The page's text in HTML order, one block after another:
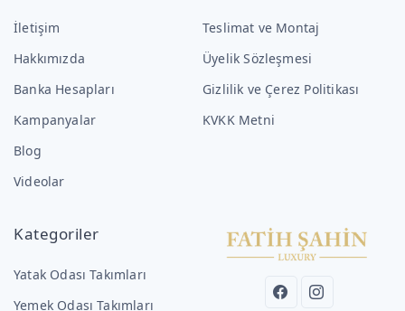
İletişim
Hakkımızda
Banka Hesapları
Kampanyalar
Blog
Videolar
Teslimat ve Montaj
Üyelik Sözleşmesi
Gizlilik ve Çerez Politikası
KVKK Metni
Kategoriler
Yatak Odası Takımları
Yemek Odası Takımları